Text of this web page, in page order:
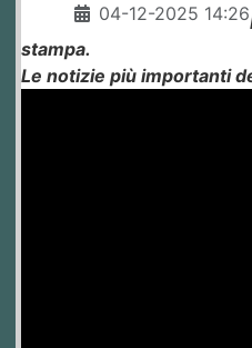
04-12-2025 14:26
stampa.
Le notizie più importanti